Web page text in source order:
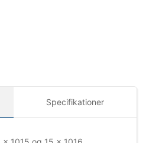
Specifikationer